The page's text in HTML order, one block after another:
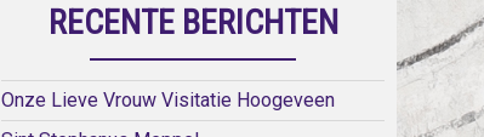
RECENTE BERICHTEN
Onze Lieve Vrouw Visitatie Hoogeveen